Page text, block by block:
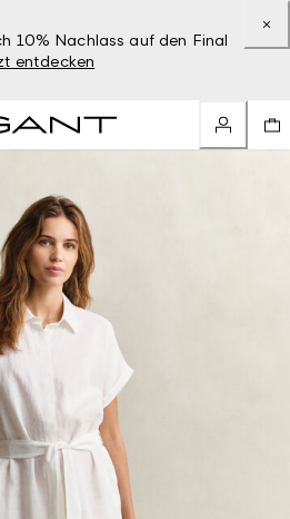
10% Nachlass auf den Final
entdecken